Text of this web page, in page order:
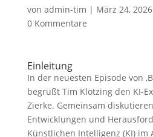
von admin-tim | März 24, 2026
0 Kommentare
Einleitung
In der neuesten Episode von
begrüßt Tim Klötzing den KI-
Zierke. Gemeinsam
Entwicklungen und
Künstlichen Intelligenz (KI) im